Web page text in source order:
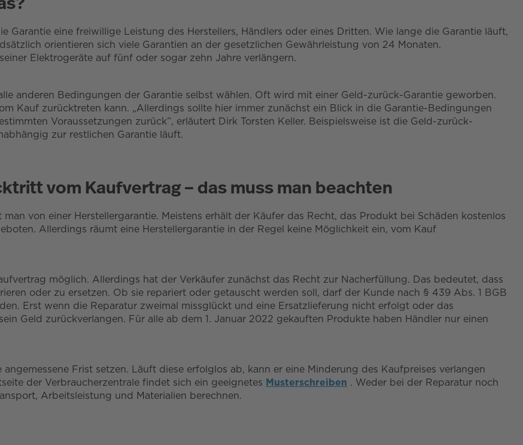
Garantie eine freiwillige Leistung des Herstellers, Händlers oder eines Dritten. Wie lange die Garantie läuft,
orientieren sich viele Garantien an der gesetzlichen Gewährleistung von 24 Monaten.
Elektrogeräte auf fünf oder sogar zehn Jahre verlängern.
anderen Bedingungen der Garantie selbst wählen. Oft wird mit einer Geld-zurück-Garantie geworben.
Kauf zurücktreten kann. „Allerdings sollte hier immer zunächst ein Blick in die Garantie-Bedingungen
Voraussetzungen zurück”, erläutert Dirk Torsten Keller. Beispielsweise ist die Geld-zurück-
zur restlichen Garantie läuft.
vom Kaufvertrag – das muss man beachten
von einer Herstellergarantie. Meistens erhält der Käufer das Recht, das Produkt bei Schäden kostenlos
Allerdings räumt eine Herstellergarantie in der Regel keine Möglichkeit ein, vom Kauf
möglich. Allerdings hat der Verkäufer zunächst das Recht zur Nacherfüllung. Das bedeutet, dass
oder zu ersetzen. Ob sie repariert oder getauscht werden soll, darf der Kunde nach § 439 Abs. 1 BGB
Erst wenn die Reparatur zweimal missglückt und eine Ersatzlieferung nicht erfolgt oder das
Geld zurückverlangen. Für alle ab dem 1. Januar 2022 gekauften Produkte haben Händler nur einen
Frist setzen. Läuft diese erfolglos ab, kann er eine Minderung des Kaufpreises verlangen
der Verbraucherzentrale findet sich ein geeignetes Musterschreiben . Weder bei der Reparatur noch
Arbeitsleistung und Materialien berechnen.